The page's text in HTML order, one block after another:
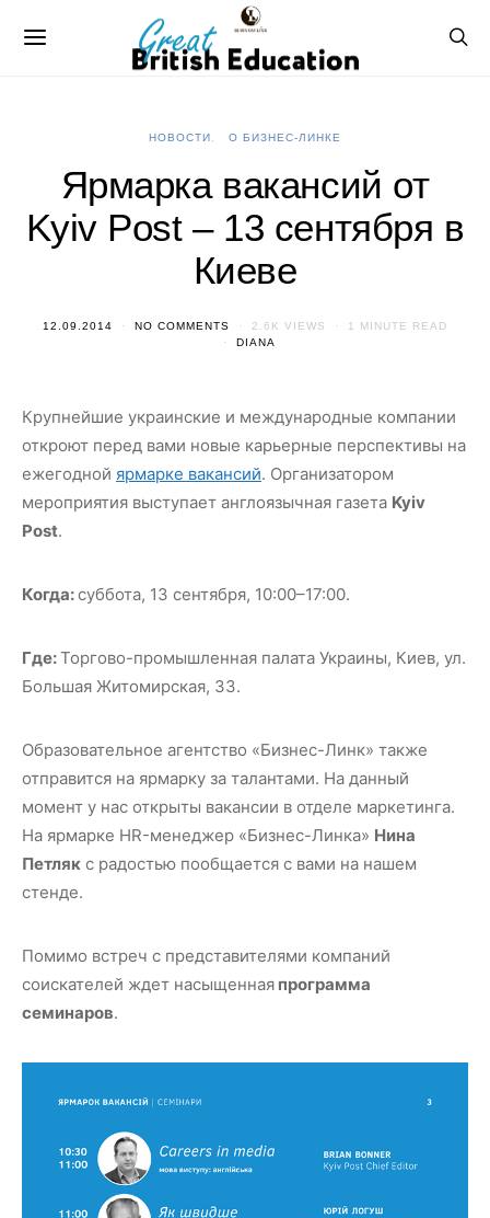
НОВОСТИ О БИЗНЕС-ЛИНКЕ
Ярмарка вакансий от
Kyiv Post – 13 сентября в
Киеве
12.09.2014 NO COMMENTS 2.6K VIEWS
1 MINUTE READ
DIANA
Крупнейшие украинские и международные компании
откроют перед вами новые карьерные перспективы на
ежегодной ярмарке вакансий. Организатором
мероприятия выступает англоязычная газета Kyiv
Post.
Когда:суббота, 13 сентября, 10:00–17:00.
Где:Торгово-промышленная палата Украины, Киев, ул.
Большая Житомирская, 33.
Образовательное агентство «Бизнес-Линк» также
отправится на ярмарку за талантами. На данный
момент у нас открыты вакансии в отделе маркетинга.
На ярмарке HR-менеджер «Бизнес-Линка» Нина
Петляк с радостью пообщается с вами на нашем
стенде.
Помимо встреч с представителями компаний
соискателей ждет насыщенная программа
семинаров.